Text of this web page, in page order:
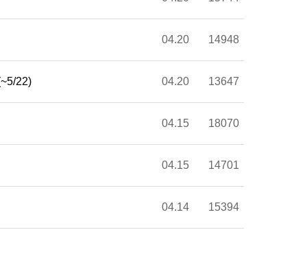
04.20 14948
22) 04.20 13647
04.15 18070
04.15 14701
04.14 15394